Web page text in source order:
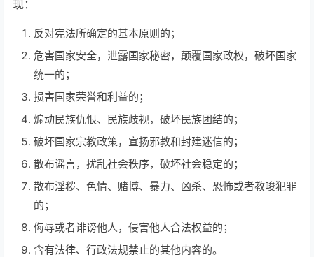
现：
反对宪法所确定的基本原则的；
危害国家安全，泄露国家秘密，颠覆国家政权，破坏国家
统一的；
损害国家荣誉和利益的；
煽动民族仇恨、民族歧视，破坏民族团结的；
破坏国家宗教政策，宣扬邪教和封建迷信的；
散布谣言，扰乱社会秩序，破坏社会稳定的；
散布淫秽、色情、赌博、暴力、凶杀、恐怖或者教唆犯罪
的；
侮辱或者诽谤他人，侵害他人合法权益的；
含有法律、行政法规禁止的其他内容的。